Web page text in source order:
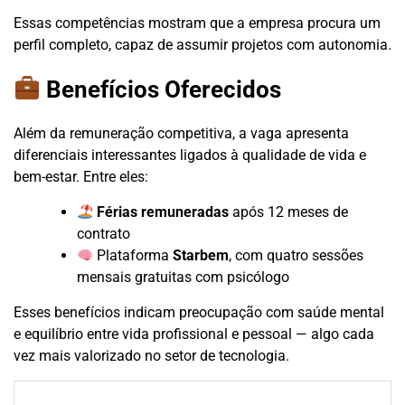
Essas competências mostram que a empresa procura um
perfil completo, capaz de assumir projetos com autonomia.
Benefícios Oferecidos
Além da remuneração competitiva, a vaga apresenta
diferenciais interessantes ligados à qualidade de vida e
bem-estar. Entre eles:
Férias remuneradas após 12 meses de
contrato
PlataformaStarbem, com quatro sessões
mensais gratuitas com psicólogo
Esses benefícios indicam preocupação com saúde mental
e equilíbrio entre vida profissional e pessoal — algo cada
vez mais valorizado no setor de tecnologia.